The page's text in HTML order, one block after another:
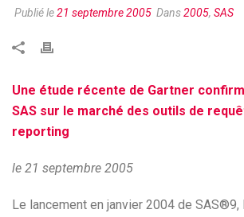
Publié le21 septembre 2005 Dans2005, SAS
Une étude récente de Gartner
SAS sur le marché des outils de
reporting
le 21 septembre 2005
Le lancement en janvier 2004 de